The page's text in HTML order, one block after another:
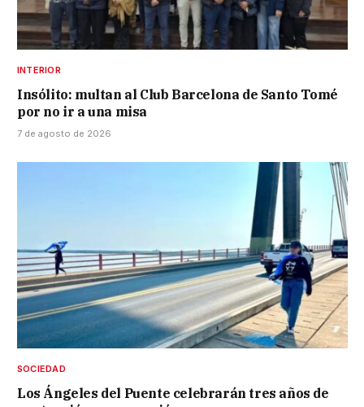
INTERIOR
Insólito: multan al Club Barcelona de Santo Tomé
por no ir a una misa
7 de agosto de 2026
SOCIEDAD
Los Ángeles del Puente celebrarán tres años de